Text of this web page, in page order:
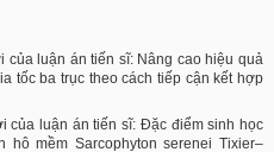
của luận án tiến sĩ: Nâng cao hiệu quả
tốc ba trục theo cách tiếp cận kết hợp
của luận án tiến sĩ: Đặc điểm sinh học
mềm Sarcophyton serenei Tixier–